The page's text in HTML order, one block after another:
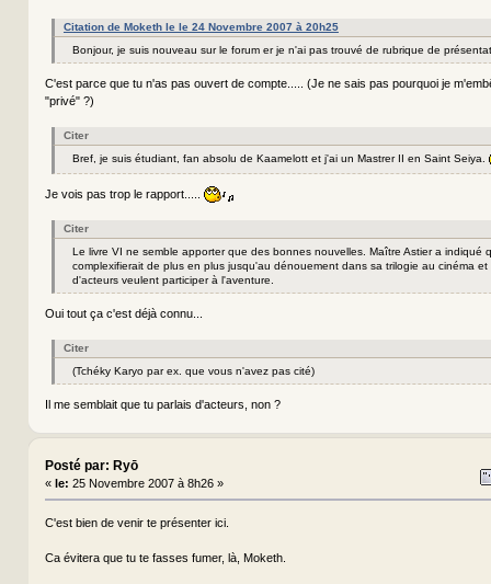
Citation de Moketh le le 24 Novembre 2007 à 20h25
Bonjour, je suis nouveau sur le forum er je n'ai pas trouvé de rubrique de
C'est parce que tu n'as pas ouvert de compte..... (Je ne sais pas pourquoi je
"privé" ?)
Citer
Bref, je suis étudiant, fan absolu de Kaamelott et j'ai un Mastrer II en Saint Seiya.
Je vois pas trop le rapport.....
Citer
Le livre VI ne semble apporter que des bonnes nouvelles. Maître Astier a indiqué
complexifierait de plus en plus jusqu'au dénouement dans sa trilogie au cinéma
d'acteurs veulent participer à l'aventure.
Oui tout ça c'est déjà connu...
Citer
(Tchéky Karyo par ex. que vous n'avez pas cité)
Il me semblait que tu parlais d'acteurs, non ?
Posté par: Ryō
« le: 25 Novembre 2007 à 8h26 »
C'est bien de venir te présenter ici.
Ca évitera que tu te fasses fumer, là, Moketh.